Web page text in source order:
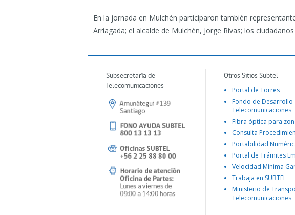
En la jornada en Mulchén participaron también
Arriagada; el alcalde de Mulchén, Jorge Rivas; los
Subsecretaría de
Telecomunicaciones
Otros Sitios Subtel
Portal de Torres
Fondo de Desarrollo
Telecomunicaciones
Fibra óptica para
Consulta
Portabilidad
Portal de Trámites
Velocidad Mínima
Trabaja en SUBTEL
Ministerio de
Telecomunicaciones